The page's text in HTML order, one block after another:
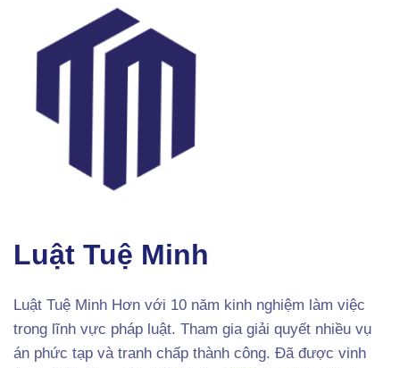
Luật Tuệ Minh
Luật Tuệ Minh Hơn với 10 năm kinh nghiệm làm việc
trong lĩnh vực pháp luật. Tham gia giải quyết nhiều vụ
án phức tạp và tranh chấp thành công. Đã được vinh